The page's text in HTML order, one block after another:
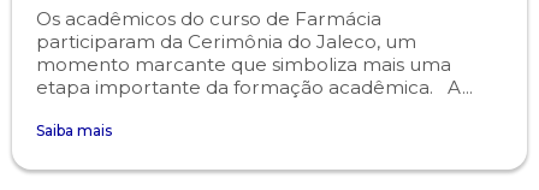
Os acadêmicos do curso de Farmácia
participaram da Cerimônia do Jaleco, um
momento marcante que simboliza mais uma
etapa importante da formação acadêmica. A...
Saiba mais